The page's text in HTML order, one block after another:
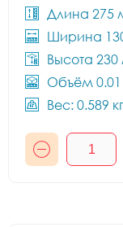
Длина 275
Ширина
Высота
Объём
Вес: 0.589